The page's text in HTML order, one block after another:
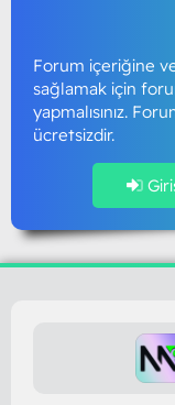
Forum içeriğine
sağlamak için
yapmalısınız.
ücretsizdir.